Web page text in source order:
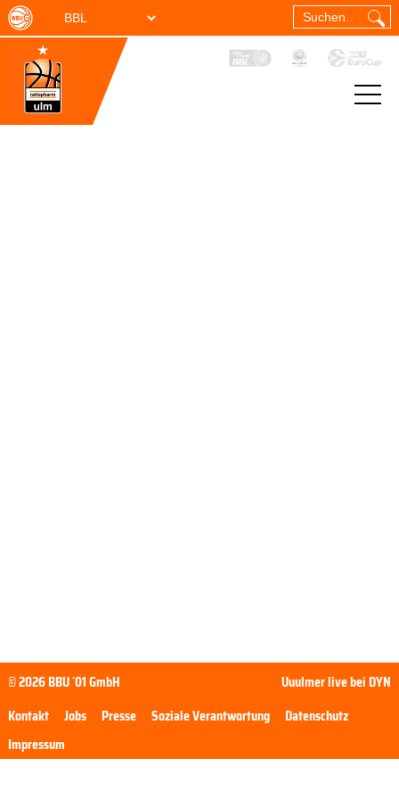
© 2026 BBU ´01 GmbH
Uuulmer live bei DYN
Kontakt
Jobs Presse Soziale Verantwortung
Datenschutz
Impressum